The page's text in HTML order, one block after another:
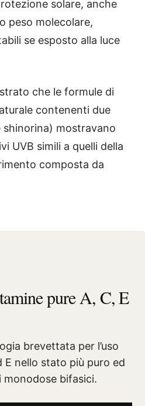
solare, anche
peso molecolare,
se esposto alla luce
che le formule di
contenenti due
mostravano
UVB simili a quelli della
composta da
pure A, C, E
brevettata per l’uso
E nello stato più puro ed
bifasici.